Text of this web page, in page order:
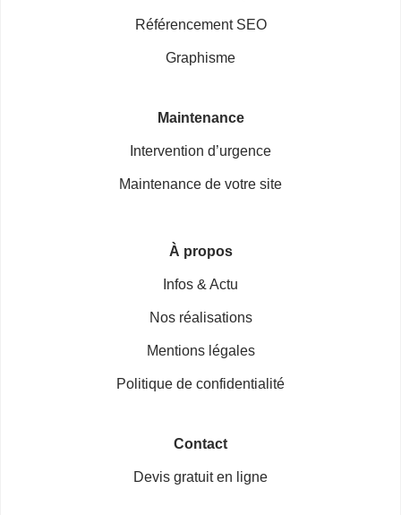
Référencement SEO
Graphisme
Maintenance
Intervention d’urgence
Maintenance de votre site
À propos
Infos & Actu
Nos réalisations
Mentions légales
Politique de confidentialité
Contact
Devis gratuit en ligne